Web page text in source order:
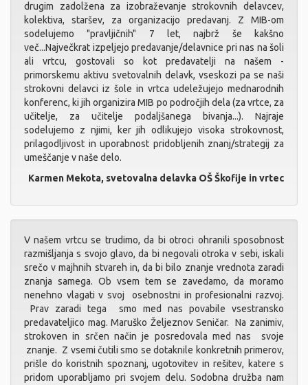
drugim zadolžena za izobraževanje strokovnih delavcev,
kolektiva, staršev, za organizacijo predavanj. Z MIB-om
sodelujemo "pravljičnih" 7 let, najbrž še kakšno
več...Največkrat izpeljejo predavanje/delavnice pri nas na šoli
ali vrtcu, gostovali so kot predavatelji na našem -
primorskemu aktivu svetovalnih delavk, vseskozi pa se naši
strokovni delavci iz šole in vrtca udeležujejo mednarodnih
konferenc, ki jih organizira MIB po področjih dela (za vrtce, za
učitelje, za učitelje podaljšanega bivanja...). Najraje
sodelujemo z njimi, ker jih odlikujejo visoka strokovnost,
prilagodljivost in uporabnost pridobljenih znanj/strategij za
umeščanje v naše delo.
Karmen Mekota, svetovalna delavka OŠ Škofije in vrtec
V našem vrtcu se trudimo, da bi otroci ohranili sposobnost
razmišljanja s svojo glavo, da bi negovali otroka v sebi, iskali
srečo v majhnih stvareh in, da bi bilo znanje vrednota zaradi
znanja samega. Ob vsem tem se zavedamo, da moramo
nenehno vlagati v svoj osebnostni in profesionalni razvoj.
Prav zaradi tega smo med nas povabile vsestransko
predavateljico mag. Maruško Željeznov Seničar. Na zanimiv,
strokoven in srčen način je posredovala med nas svoje
znanje. Z vsemi čutili smo se dotaknile konkretnih primerov,
prišle do koristnih spoznanj, ugotovitev in rešitev, katere s
pridom uporabljamo pri svojem delu. Sodobna družba nam